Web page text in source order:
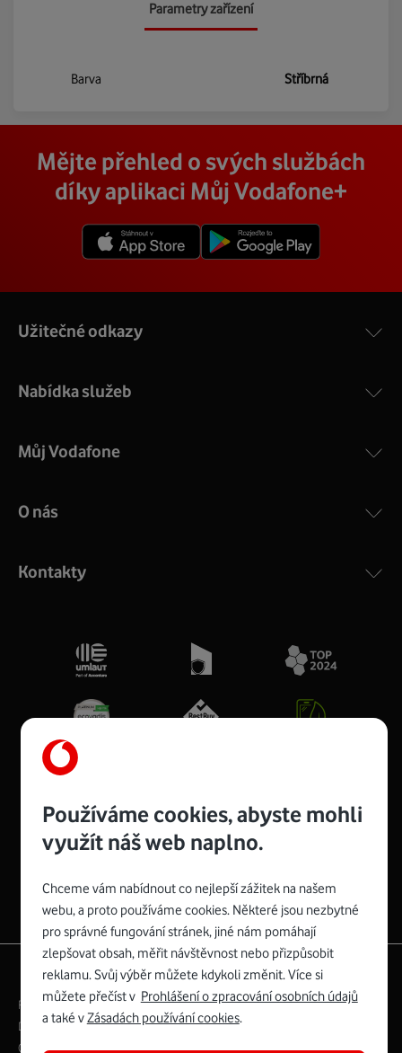
Parametry zařízení
Barva Stříbrná
Mějte přehled o svých službách
díky aplikaci Můj Vodafone+
Spojte se s Vodafonem
English|Mapa webu
Užitečné odkazy
Nabídka služeb
Můj Vodafone
O nás
Kontakty
Právní­ podmí­nky
Ochrana soukromí­
Digitální odpovědnost
Cookies
Dokumenty
Ceník
Používáme cookies, abyste mohli
využít náš web naplno.
Chceme vám nabídnout co nejlepší zážitek na našem
webu, a proto používáme cookies. Některé jsou nezbytné
pro správné fungování stránek, jiné nám pomáhají
zlepšovat obsah, měřit návštěvnost nebo přizpůsobit
reklamu. Svůj výběr můžete kdykoli změnit. Více si
můžete přečíst v Prohlášení o zpracování osobních údajů
a také vZásadách používání cookies.